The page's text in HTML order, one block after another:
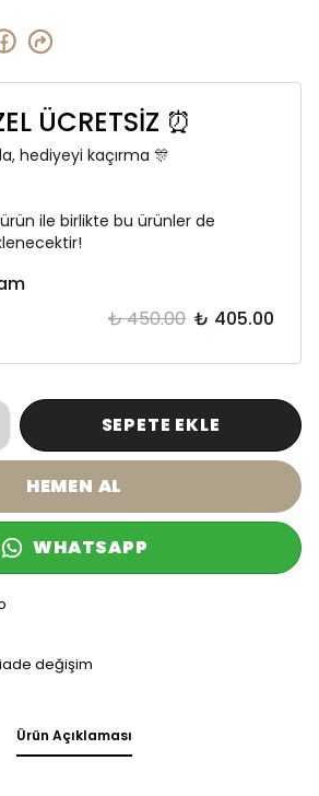
ÜCRETSİZ ⏰
hediyeyi kaçırma 🎊
ile birlikte bu ürünler de
₺ 450.00 ₺ 405.00
SEPETE EKLE
HEMEN AL
WHATSAPP
değişim
Ürün Açıklaması